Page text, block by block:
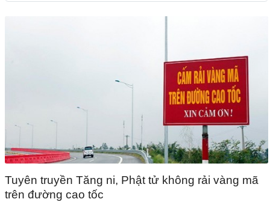
Tuyên truyền Tăng ni, Phật tử không rải vàng mã
trên đường cao tốc